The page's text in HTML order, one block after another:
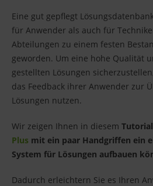
Eine gut gepflegt
für Anwender als auch für
Abteilungen zu einem festen
geworden. Um eine hohe Qualität
gestellten Lösungen
das Feedback ihrer Anwender zur
Lösungen nutzen.
Wir zeigen Ihnen in diesem
Plus mit ein paar Handgriffen ein
System für Lösungen aufbauen
Dadurch erleichtern Sie es Ihren